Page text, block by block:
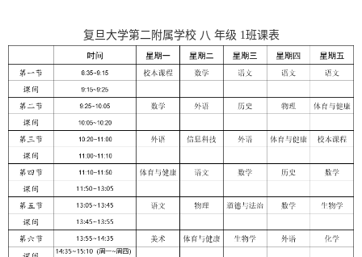
复旦大学第二附属学校 八 年级 1班课表